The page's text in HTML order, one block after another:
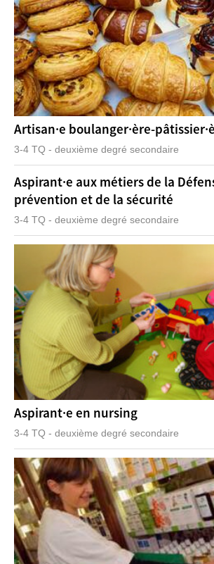
Artisan·e boulanger·ère-
3-4 TQ - deuxième degré secondaire
Aspirant·e aux métiers de la
prévention et de la sécurité
3-4 TQ - deuxième degré secondaire
Aspirant·e en nursing
3-4 TQ - deuxième degré secondaire